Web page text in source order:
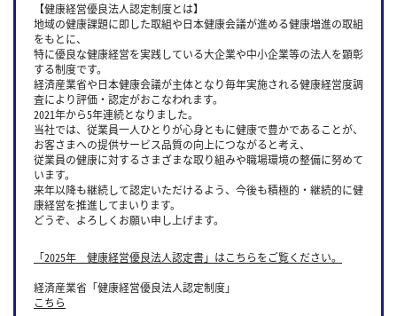
【健康経営優良法人認定制度とは】
地域の健康課題に即した取組や日本健康会議が進める健康増進の取組
をもとに、
特に優良な健康経営を実践している大企業や中小企業等の法人を顕彰
する制度です。
経済産業省や日本健康会議が主体となり毎年実施される健康経営度調
査により評価・認定がおこなわれます。
2021年から5年連続となりました。
当社では、従業員一人ひとりが心身ともに健康で豊かであることが、
お客さまへの提供サービス品質の向上につながると考え、
従業員の健康に対するさまざまな取り組みや職場環境の整備に努めて
います。
来年以降も継続して認定いただけるよう、今後も積極的・継続的に健
康経営を推進してまいります。
どうぞ、よろしくお願い申し上げます。
「2025年 健康経営優良法人認定書」はこちらをご覧ください。
経済産業省「健康経営優良法人認定制度」
こちら